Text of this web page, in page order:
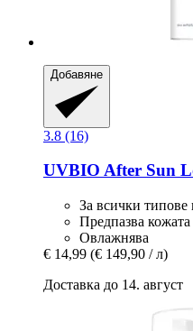
Добавяне
3.8 (16)
UVBIO After Sun
За всички типове
Предпазва
Овлажнява
€ 14,99 (€ 149,90 / л)
Доставка до 14. август